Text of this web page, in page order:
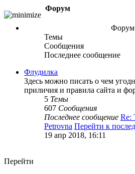
Форум
Форум
Темы
Сообщения
Последнее сообщение
Флудилка
Здесь можно писать о чем
приличия и правила сайта и
5 Темы
607 Сообщения
Последнее сообщение Re:
Petrovna Перейти к
19 апр 2018, 16:11
Перейти